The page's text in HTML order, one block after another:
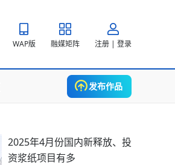
WAP版 融媒矩阵 注册 | 登录
发布作品
2025年4月份国内新释放、投
资浆纸项目有多